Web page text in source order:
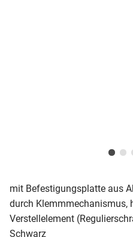
mit Befestigungsplatte aus
durch Klemmmechanismus,
Verstellelement
Schwarz